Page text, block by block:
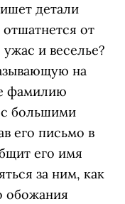
детали
от
и веселье?
на
фамилию
большими
его письмо в
его имя
за ним, как
обожания